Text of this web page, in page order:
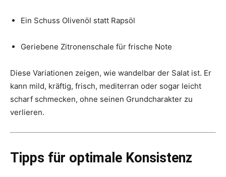
Ein Schuss Olivenöl statt Rapsöl
Geriebene Zitronenschale für frische Note
Diese Variationen zeigen, wie wandelbar der Salat ist. Er
kann mild, kräftig, frisch, mediterran oder sogar leicht
scharf schmecken, ohne seinen Grundcharakter zu
verlieren.
Tipps für optimale Konsistenz